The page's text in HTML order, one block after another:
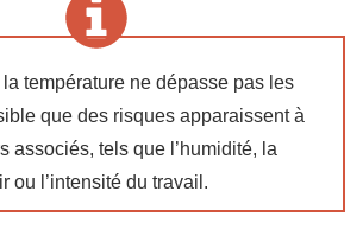
température ne dépasse pas les
que des risques apparaissent à
associés, tels que l’humidité, la
ou l’intensité du travail.